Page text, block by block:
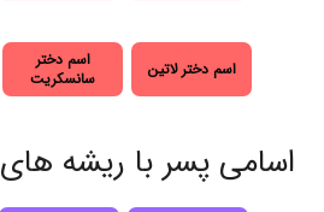
اسم دختر لاتین
اسم دختر
سانسکریت
اسامی پسر با ریشه های